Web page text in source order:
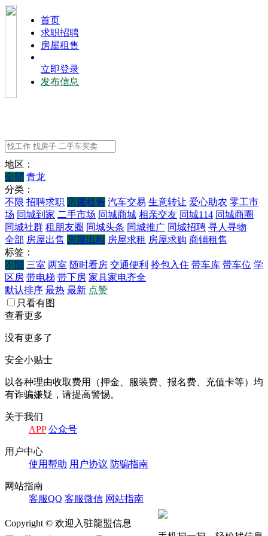
⾸⻚
求职招聘
房屋租售
立即登录
发布信息
地区：
全部 青龙
分类：
不限 招聘求职 房屋租售 汽车交易 生意转让 爱心助农 零工市
场 同城到家 二手市场 同城商城 相亲交友 同城114 同城商圈
同城社群 租朋友圈 同城头条 同城推广 同城招聘 寻人寻物
全部 房屋出售 房屋出租 房屋求租 房屋求购 商铺租售
标签：
不限 三室 两室 随时看房 交通便利 拎包入住 带车库 带车位 学
区房 带电梯 带下房 家具家电齐全
默认排序 最热 最新 点赞
只看有图
查看更多
没有更多了
安全小贴士
以各种理由收取费⽤（押⾦、服装费、报名费、充值卡等）均
有诈骗嫌疑，请提⾼警惕。
关于我们
APP 公众号
⽤户中⼼
使⽤帮助 ⽤户协议 防骗指南
⽹站指南
客服QQ 客服微信 ⽹站指南
Copyright © 欢迎入驻龍盟信息